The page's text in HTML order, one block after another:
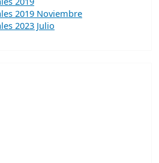
2019 Noviembre
2023 Julio